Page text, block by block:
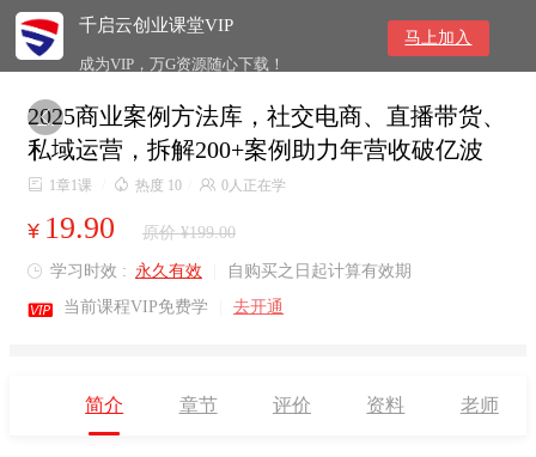
千启云创业课堂VIP
成为VIP，万G资源随心下载！
马上加入

2025商业案例方法库，社交电商、直播带货、
私域运营，拆解200+案例助力年营收破亿波
 1章1课  热度 10  0人正在学
¥ 19.90 原价 ¥199.00
 学习时效 : 永久有效 自购买之日起计算有效期
 当前课程VIP免费学 去开通
简介 章节 评价 资料 老师